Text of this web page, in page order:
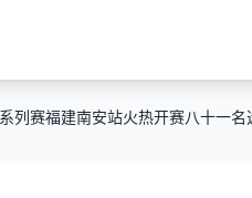
列赛福建南安站火热开赛八十一